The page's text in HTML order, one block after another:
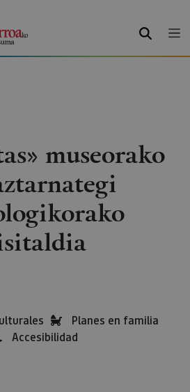
BILATU
museorako
Planes en familia
Accesibilidad